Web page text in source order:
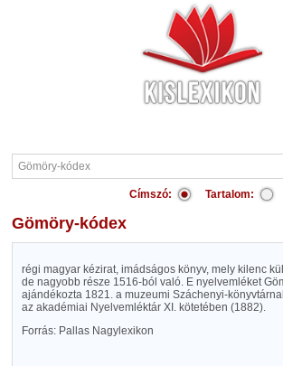
Címszó: Tartalom:
Gömöry-kódex
régi magyar kézirat, imádságos könyv, mely kilenc
de nagyobb része 1516-ból való. E nyelvemléket
ajándékozta 1821. a muzeumi Száchenyi-
az akadémiai Nyelvemléktár XI. kötetében (1882).
Forrás: Pallas Nagylexikon